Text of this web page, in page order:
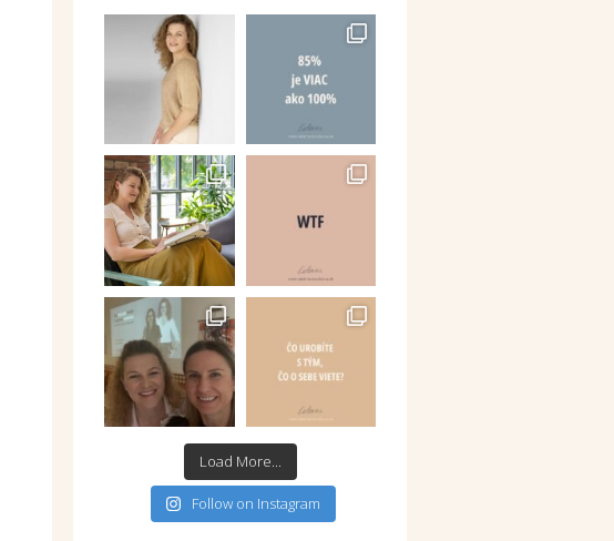
Load More...
Follow on Instagram